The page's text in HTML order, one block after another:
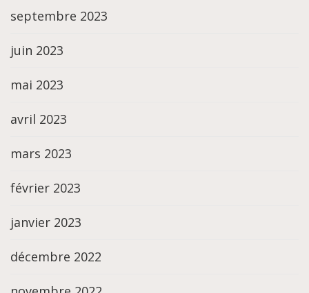
septembre 2023
juin 2023
mai 2023
avril 2023
mars 2023
février 2023
janvier 2023
décembre 2022